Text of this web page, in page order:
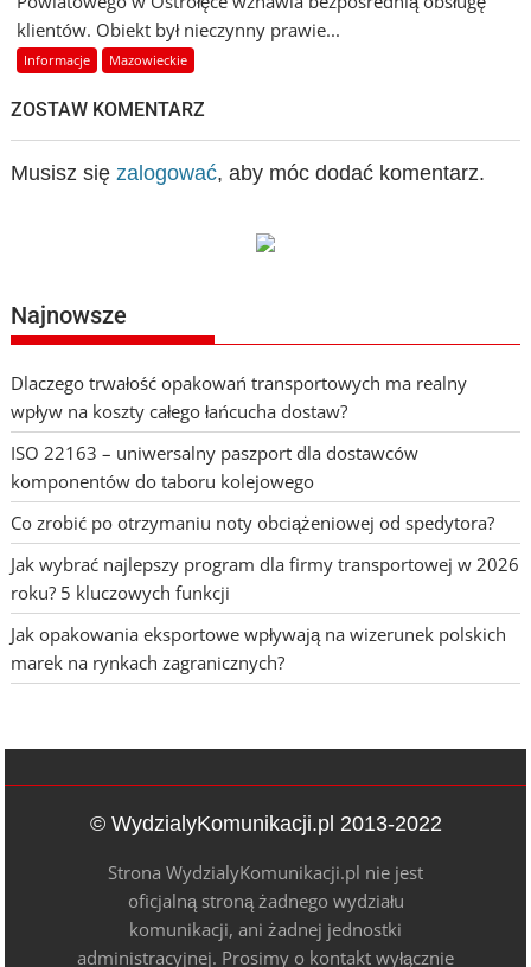
klientów. Obiekt był nieczynny prawie...
Informacje Mazowieckie
ZOSTAW KOMENTARZ
Musisz sięzalogować, aby móc dodać komentarz.
Najnowsze
Dlaczego trwałość opakowań transportowych ma realny
wpływ na koszty całego łańcucha dostaw?
ISO 22163 – uniwersalny paszport dla dostawców
komponentów do taboru kolejowego
Co zrobić po otrzymaniu noty obciążeniowej od spedytora?
Jak wybrać najlepszy program dla firmy transportowej w 2026
roku? 5 kluczowych funkcji
Jak opakowania eksportowe wpływają na wizerunek polskich
marek na rynkach zagranicznych?
© WydzialyKomunikacji.pl 2013-2022
Strona WydzialyKomunikacji.pl nie jest
oficjalną stroną żadnego wydziału
komunikacji, ani żadnej jednostki
administracyjnej. Prosimy o kontakt wyłącznie